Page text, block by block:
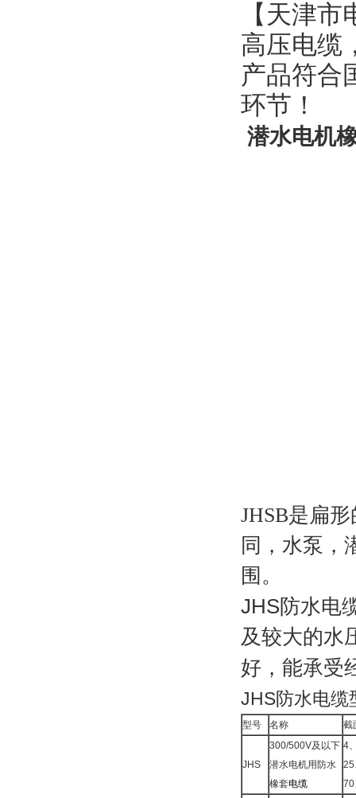
【天津
高压电缆
产品符合
环节！
潜水电机
JHSB是扁
同，水泵，
围。
JHS防水电
及较大的水
好，能承受
JHS防水电缆
型号 名称 截
JHS
300/500V及以下
潜水电机用防水
橡套电缆
4
25
70